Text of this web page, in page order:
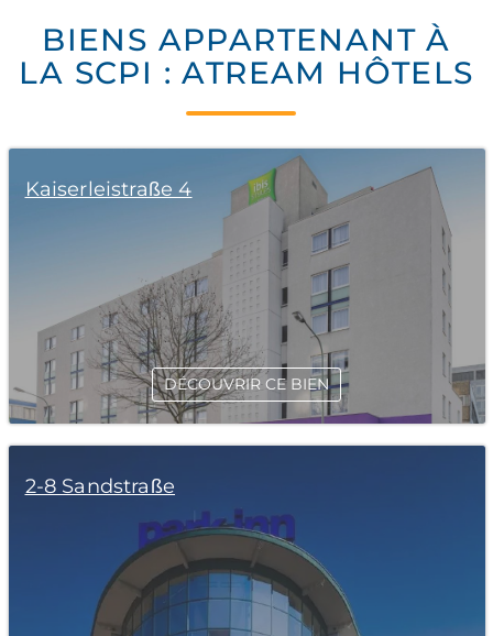
BIENS APPARTENANT À
LA SCPI : ATREAM HÔTELS
Kaiserleistraße 4
DÉCOUVRIR CE BIEN
2-8 Sandstraße